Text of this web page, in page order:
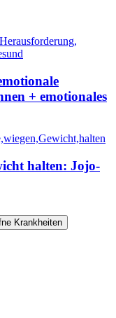
+ emotionales
halten: Jojo-
Krankheiten